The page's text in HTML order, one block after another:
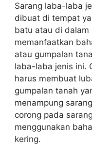
Sarang laba-laba
dibuat di tempat
batu atau di dalam
memanfaatkan
atau gumpalan
laba-laba jenis ini.
harus membuat
gumpalan tanah
menampung
corong pada
menggunakan
kering.